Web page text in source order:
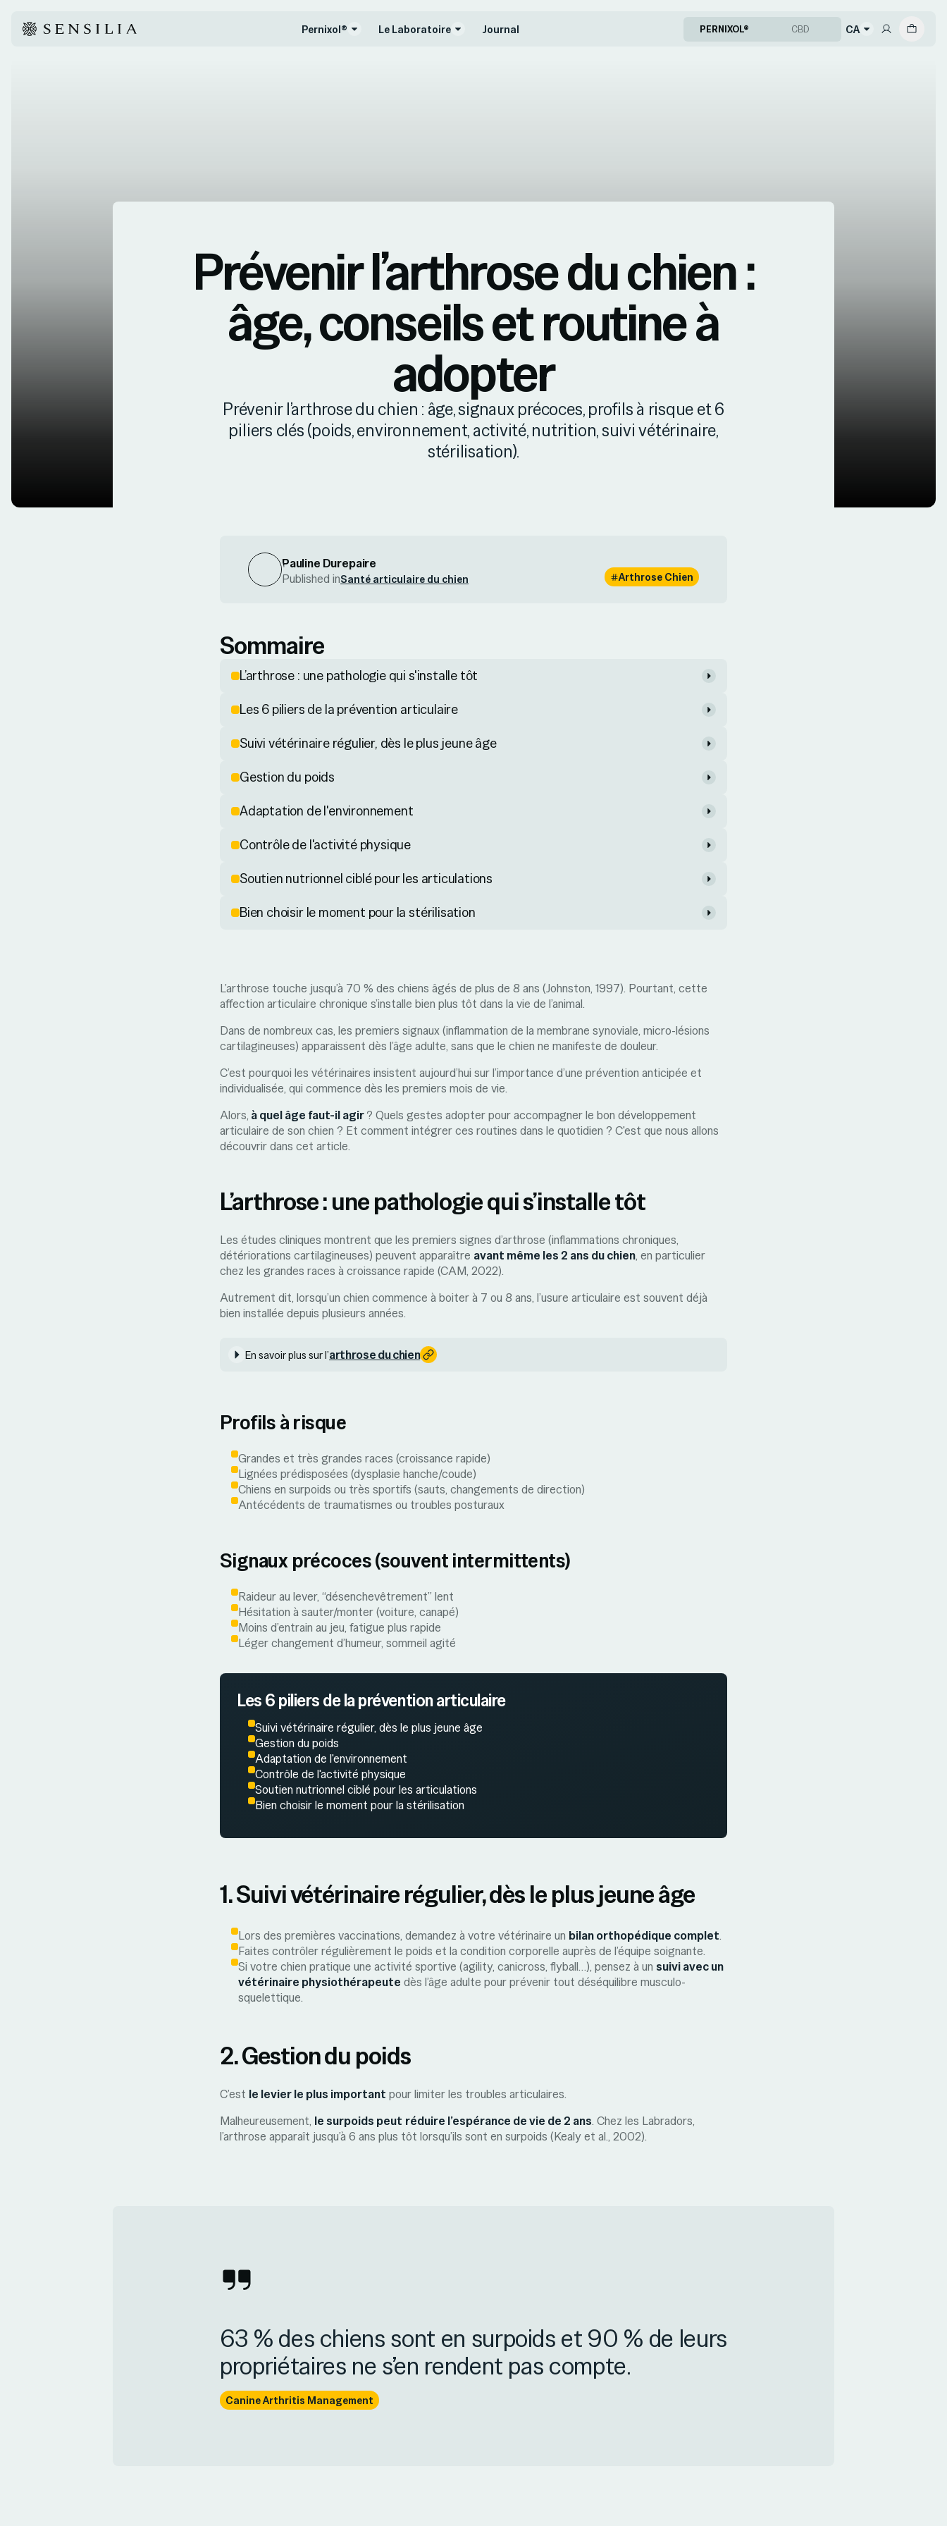
Pernixol® Le Laboratoire Journal PERNIXOL® CBD CA
Prévenir l’arthrose du chien :
âge, conseils et routine à
adopter
Prévenir l’arthrose du chien : âge, signaux précoces, profils à risque et 6
piliers clés (poids, environnement, activité, nutrition, suivi vétérinaire,
stérilisation).
Pauline Durepaire
Published inSanté articulaire du chien Arthrose Chien
Sommaire
L’arthrose : une pathologie qui s'installe tôt
Les 6 piliers de la prévention articulaire
Suivi vétérinaire régulier, dès le plus jeune âge
Gestion du poids
Adaptation de l'environnement
Contrôle de l'activité physique
Soutien nutrionnel ciblé pour les articulations
Bien choisir le moment pour la stérilisation
L’arthrose touche jusqu’à 70 % des chiens âgés de plus de 8 ans (Johnston, 1997). Pourtant, cette
affection articulaire chronique s’installe bien plus tôt dans la vie de l’animal.
Dans de nombreux cas, les premiers signaux (inflammation de la membrane synoviale, micro-lésions
cartilagineuses) apparaissent dès l’âge adulte, sans que le chien ne manifeste de douleur.
C’est pourquoi les vétérinaires insistent aujourd’hui sur l’importance d’une prévention anticipée et
individualisée, qui commence dès les premiers mois de vie.
Alors, à quel âge faut-il agir? Quels gestes adopter pour accompagner le bon développement
articulaire de son chien ? Et comment intégrer ces routines dans le quotidien ? C'est que nous allons
découvrir dans cet article.
L’arthrose : une pathologie qui s’installe tôt
Les études cliniques montrent que les premiers signes d’arthrose (inflammations chroniques,
détériorations cartilagineuses) peuvent apparaître avant même les 2 ans du chien, en particulier
chez les grandes races à croissance rapide (CAM, 2022).
Autrement dit, lorsqu’un chien commence à boiter à 7 ou 8 ans, l’usure articulaire est souvent déjà
bien installée depuis plusieurs années.
En savoir plus sur l’arthrose du chien
Profils à risque
Grandes et très grandes races (croissance rapide)
Lignées prédisposées (dysplasie hanche/coude)
Chiens en surpoids ou très sportifs (sauts, changements de direction)
Antécédents de traumatismes ou troubles posturaux
Signaux précoces (souvent intermittents)
Raideur au lever, “désenchevêtrement” lent
Hésitation à sauter/monter (voiture, canapé)
Moins d’entrain au jeu, fatigue plus rapide
Léger changement d’humeur, sommeil agité
Les 6 piliers de la prévention articulaire
Suivi vétérinaire régulier, dès le plus jeune âge
Gestion du poids
Adaptation de l'environnement
Contrôle de l'activité physique
Soutien nutrionnel ciblé pour les articulations
Bien choisir le moment pour la stérilisation
1. Suivi vétérinaire régulier, dès le plus jeune âge
Lors des premières vaccinations, demandez à votre vétérinaire un bilan orthopédique complet.
Faites contrôler régulièrement le poids et la condition corporelle auprès de l’équipe soignante.
Si votre chien pratique une activité sportive (agility, canicross, flyball…), pensez à un suivi avec un
vétérinaire physiothérapeute dès l’âge adulte pour prévenir tout déséquilibre musculo-
squelettique.
2. Gestion du poids
C’est le levier le plus important pour limiter les troubles articulaires.
Malheureusement, le surpoids peut réduire l’espérance de vie de 2 ans. Chez les Labradors,
l’arthrose apparaît jusqu’à 6 ans plus tôt lorsqu’ils sont en surpoids (Kealy et al., 2002).
63 % des chiens sont en surpoids et 90 % de leurs
propriétaires ne s’en rendent pas compte.
Canine Arthritis Management